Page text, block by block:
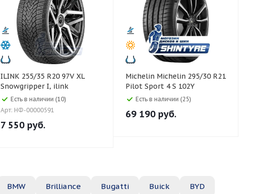
ILINK 255/35 R20 97V XL
Snowgripper I, ilink
Есть в наличии (10)
Арт: НФ-00000591
7 550 руб.
Michelin Michelin 295/30 R21
Pilot Sport 4 S 102Y
Есть в наличии (25)
69 190 руб.
BMW Brilliance Bugatti Buick BYD